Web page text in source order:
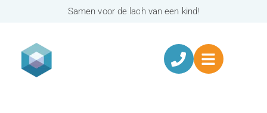
Samen voor de lach van een kind!